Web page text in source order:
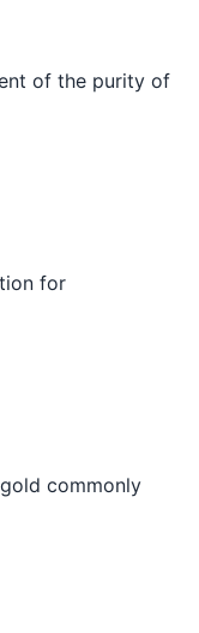
of the purity of
for
commonly